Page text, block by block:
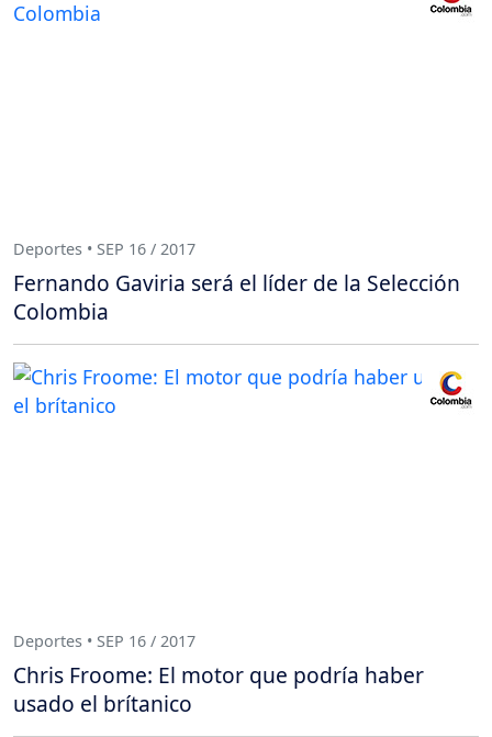
Deportes • SEP 16 / 2017
Fernando Gaviria será el líder de la Selección
Colombia
Deportes • SEP 16 / 2017
Chris Froome: El motor que podría haber
usado el brítanico